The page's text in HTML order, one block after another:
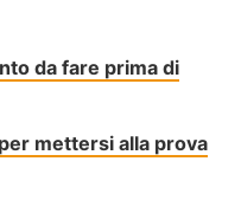
da fare prima di
mettersi alla prova